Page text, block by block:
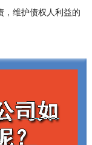
，维护债权人利益的